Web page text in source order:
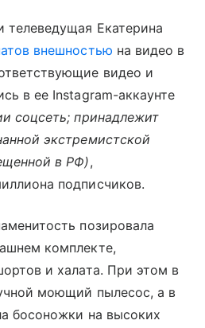
телеведущая Екатерина
внешностью на видео в
видео и
в ее Instagram-аккаунте
соцсеть; принадлежит
экстремистской
в РФ),
подписчиков.
позировала
комплекте,
и халата. При этом в
моющий пылесос, а в
босоножки на высоких